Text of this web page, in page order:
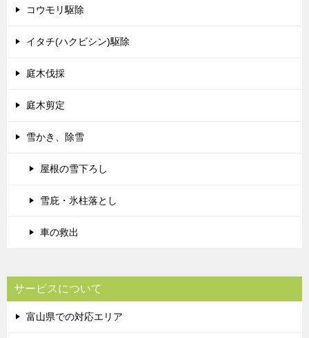
コウモリ駆除
イタチ(ハクビシン)駆除
庭木伐採
庭木剪定
雪かき、除雪
屋根の雪下ろし
雪庇・氷柱落とし
車の救出
サービスについて
富山県での対応エリア